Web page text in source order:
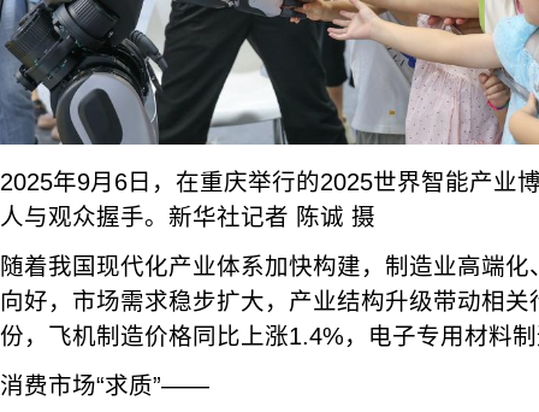
2025年9月6日，在重庆举行的2025世界智能产业
人与观众握手。新华社记者 陈诚 摄
随着我国现代化产业体系加快构建，制造业高端
向好，市场需求稳步扩大，产业结构升级带动相
份，飞机制造价格同比上涨1.4%，电子专用材料
消费市场“求质”——